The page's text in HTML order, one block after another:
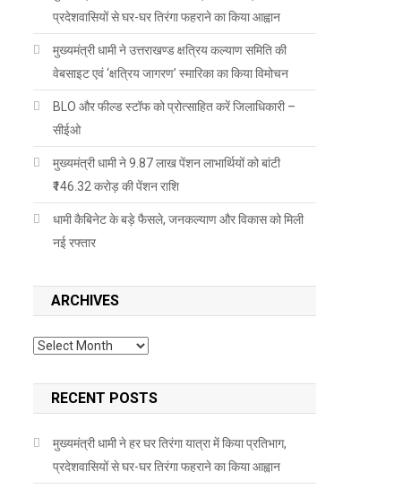
प्रदेशवासियों से घर-घर तिरंगा फहराने का किया आह्वान
मुख्यमंत्री धामी ने उत्तराखण्ड क्षत्रिय कल्याण समिति की
वेबसाइट एवं ‘क्षत्रिय जागरण’ स्मारिका का किया विमोचन
BLO और फील्ड स्टॉफ को प्रोत्साहित करें जिलाधिकारी –
सीईओ
मुख्यमंत्री धामी ने 9.87 लाख पेंशन लाभार्थियों को बांटी
₹146.32 करोड़ की पेंशन राशि
धामी कैबिनेट के बड़े फैसले, जनकल्याण और विकास को मिली
नई रफ्तार
ARCHIVES
Archives
RECENT POSTS
मुख्यमंत्री धामी ने हर घर तिरंगा यात्रा में किया प्रतिभाग,
प्रदेशवासियों से घर-घर तिरंगा फहराने का किया आह्वान